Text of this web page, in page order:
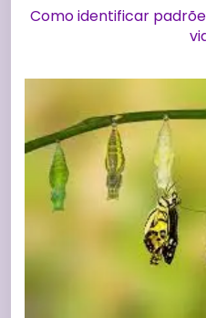
Como identificar